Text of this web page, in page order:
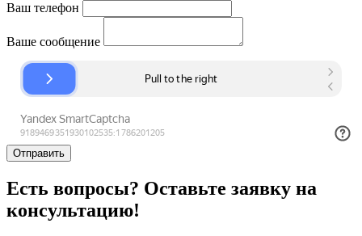
Ваш телефон
Ваше сообщение
Отправить
Есть вопросы? Оставьте заявку на
консультацию!